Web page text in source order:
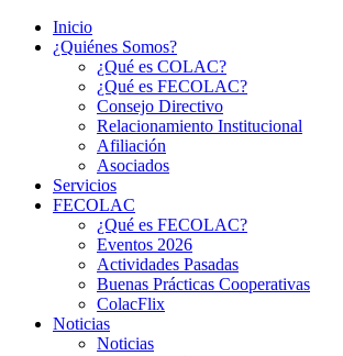
Inicio
¿Quiénes Somos?
¿Qué es COLAC?
¿Qué es FECOLAC?
Consejo Directivo
Relacionamiento Institucional
Afiliación
Asociados
Servicios
FECOLAC
¿Qué es FECOLAC?
Eventos 2026
Actividades Pasadas
Buenas Prácticas Cooperativas
ColacFlix
Noticias
Noticias